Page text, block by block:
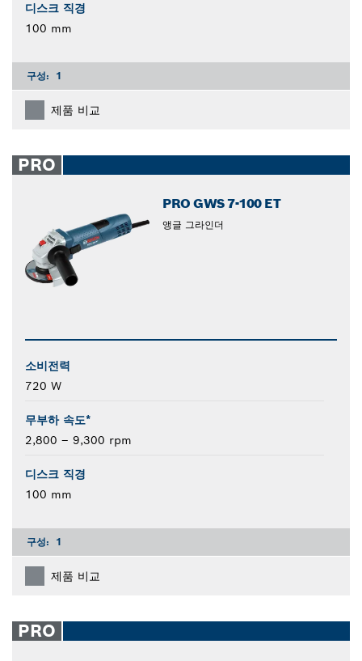
디스크 직경
100 mm
구성: 1
제품 비교
PRO
PRO GWS 7-100 ET
앵글 그라인더
소비전력
720 W
무부하 속도*
2,800 – 9,300 rpm
디스크 직경
100 mm
구성: 1
제품 비교
PRO